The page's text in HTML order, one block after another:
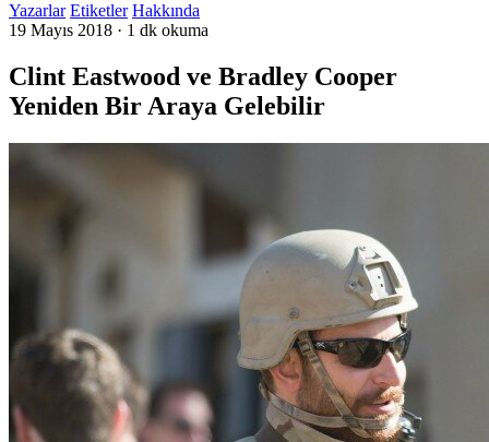
Yazarlar Etiketler Hakkında
19 Mayıs 2018 · 1 dk okuma
Clint Eastwood ve Bradley Cooper
Yeniden Bir Araya Gelebilir